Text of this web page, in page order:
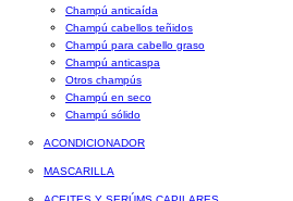
Champú anticaída
Champú cabellos teñidos
Champú para cabello graso
Champú anticaspa
Otros champús
Champú en seco
Champú sólido
ACONDICIONADOR
MASCARILLA